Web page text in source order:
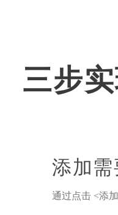
三步
添加
通过点击 <添